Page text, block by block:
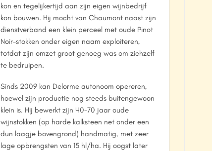
kon en tegelijkertijd aan zijn eigen wijnbedrijf
kon bouwen. Hij mocht van Chaumont naast zijn
dienstverband een klein perceel met oude Pinot
Noir-stokken onder eigen naam exploiteren,
totdat zijn omzet groot genoeg was om zichzelf
te bedruipen.
Sinds 2009 kan Delorme autonoom opereren,
hoewel zijn productie nog steeds buitengewoon
klein is. Hij bewerkt zijn 40-70 jaar oude
wijnstokken (op harde kalksteen net onder een
dun laagje bovengrond) handmatig, met zeer
lage opbrengsten van 15 hl/ha. Hij oogst later